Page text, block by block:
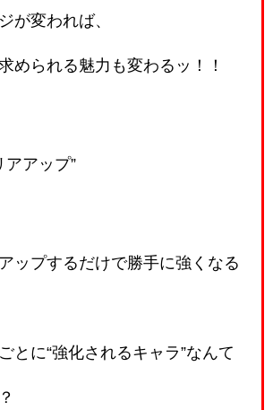
が変われば、
められる魅力も変わるッ！！
アアップ”
ップするだけで勝手に強くなる
とに“強化されるキャラ”なんて